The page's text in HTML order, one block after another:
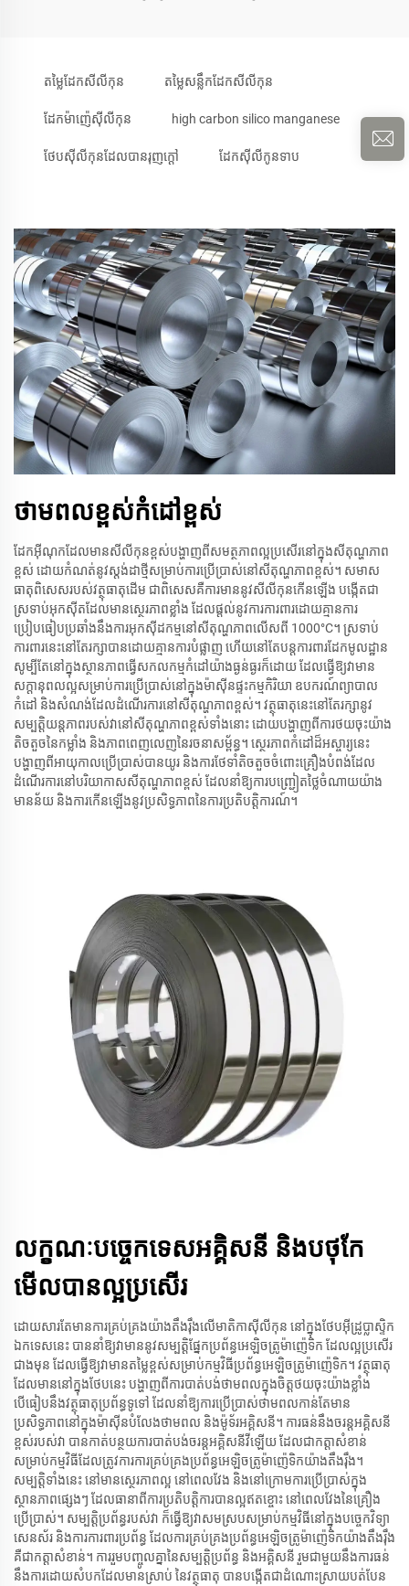
តម្លៃដែកសីលីកុន តម្លៃសន្លឹកដែកសីលីកុន
ដែកម៉ាញ៉េស៊ីលីកុន high carbon silico manganese
ថែបសុីលីកុនដែលបានរុញក្តៅ ដែកស៊ីលីកូនទាប
ថាមពលខ្ពស់កំដៅខ្ពស់
ដែកអ៊ីណុកដែលមានសីលីកុនខ្ពស់បង្ហាញពីសមត្ថភាពល្អប្រសើរនៅក្នុងសីតុណ្ហភាព
ខ្ពស់ ដោយកំណត់នូវស្តង់ដាថ្មីសម្រាប់ការប្រើប្រាស់នៅសីតុណ្ហភាពខ្ពស់។ សមាស
ធាតុពិសេសរបស់វត្ថុធាតុដើម ជាពិសេសគឺការមាននូវ​សីលីកុនកើនឡើង បង្កើតជា
ស្រទាប់អុកស៊ីតដែលមានស្ថេរភាពខ្លាំង ដែលផ្តល់នូវការការពារដោយគ្មាន​ការ
ប្រៀបធៀបប្រឆាំងនឹងការអុកស៊ីដកម្មនៅសីតុណ្ហភាពលើស​ពី 1000°C។ ស្រទាប់
ការពារនេះនៅតែរក្សាបានដោយគ្មានការបំផ្លាញ ហើយនៅតែបន្តការពារដែកមូលដ្ឋាន
សូម្បីតែនៅក្នុង​ស្ថានភាព​ធ្វើ​សកលកម្ម​កំដៅយ៉ាង​ធ្ងន់ធ្ងរក៏ដោយ ដែលធ្វើឱ្យវាមាន
សក្តានុពលល្អសម្រាប់ការប្រើប្រាស់នៅក្នុង​ម៉ាស៊ីនផ្ទះកម្ម​កិរិយា ឧបករណ៍​ព្យាបាល
កំដៅ និង​សំណង់​ដែល​ដំណើរការ​នៅសីតុណ្ហភាពខ្ពស់។ វត្ថុធាតុនេះនៅតែរក្សានូវ​
សម្បត្តិ​យន្តភាពរបស់វានៅសីតុណ្ហភាពខ្ពស់ទាំងនោះ ដោយបង្ហាញពីការថយចុះ​យ៉ាង​
តិច​តួច​នៃ​កម្លាំង និង​ភាព​ពេញលេញ​នៃរចនាសម្ព័ន្ធ។ ស្ថេរភាពកំដៅដ៏អស្ចារ្យនេះ
បង្ហាញពីអាយុកាល​ប្រើប្រាស់​បាន​យូរ និង​ការថែទាំ​តិចតួច​ចំពោះ​គ្រឿងបំពង់​ដែល​
ដំណើរការ​នៅបរិយាកាសសីតុណ្ហភាពខ្ពស់ ដែលនាំឱ្យ​ការ​បញ្ជ្រៀត​ថ្លៃ​ចំណាយ​យ៉ាង​
មាន​ន័យ និង​ការ​កើន​ឡើង​នូវ​ប្រសិទ្ធភាព​នៃ​ការ​ប្រតិបត្តិការណ៍។
លក្ខណៈបច្ចេកទេសអគ្គិសនី និងបថុកែ
មើលបានល្អប្រសើរ
ដោយសារតែមាន​ការគ្រប់គ្រង​យ៉ាង​តឹងរ៉ឹង​លើ​មាតិកា​ស៊ីលីកុន​ នៅ​ក្នុង​ថែប​អ៊ីដ្រូប្លាស្ទិក​
ឯកទេស​នេះ បាន​នាំ​ឱ្យ​វា​មាន​នូវ​សម្បត្តិ​ផ្នែក​ប្រព័ន្ធអេឡិចត្រូម៉ាញ៉េទិក ដែល​ល្អ​ប្រសើរ​
ជាង​មុន ដែល​ធ្វើ​ឱ្យ​វា​មាន​តម្លៃ​ខ្ពស់​សម្រាប់​កម្មវិធី​ប្រព័ន្ធអេឡិចត្រូម៉ាញ៉េទិក។ វត្ថុធាតុ​
ដែល​មាន​នៅ​ក្នុង​ថែប​នេះ បង្ហាញ​ពី​ការ​បាត់បង់​ថាមពល​ក្នុង​ចិត្ត​ថយ​ចុះ​យ៉ាង​ខ្លាំង
បើធៀប​នឹង​វត្ថុធាតុ​ប្រព័ន្ធទូទៅ ដែល​នាំ​ឱ្យ​ការ​ប្រើប្រាស់​ថាមពល​កាន់​តែ​មាន​
ប្រសិទ្ធភាព​នៅ​ក្នុង​ម៉ាស៊ីន​បំលែង​ថាមពល និង​ម៉ូទ័រ​អគ្គិសនី។ ការ​ធន់​នឹង​ចរន្ត​អគ្គិសនី​
ខ្ពស់​របស់​វា បាន​កាត់​បន្ថយ​ការ​បាត់បង់​ចរន្ត​អគ្គិសនី​វីឡើយ ដែល​ជា​កត្តា​សំខាន់​
សម្រាប់​កម្មវិធី​ដែល​ត្រូវការ​ការ​គ្រប់គ្រង​ប្រព័ន្ធអេឡិចត្រូម៉ាញ៉េទិក​យ៉ាង​តឹងរ៉ឹង។
សម្បត្តិ​ទាំង​នេះ នៅ​មាន​ស្ថេរភាព​ល្អ នៅ​ពេល​វែង និង​នៅ​ក្រោម​ការ​ប្រើប្រាស់​ក្នុង​
ស្ថានភាព​ផ្សេងៗ ដែល​ធានា​ពី​ការ​ប្រតិបត្តិ​ការ​បាន​ល្អ​ឥត​ខ្ចោះ នៅ​ពេល​វែង​នៃ​គ្រឿង​
ប្រើ​ប្រាស់។ សម្បត្តិ​ប្រព័ន្ធ​របស់​វា ក៏​ធ្វើ​ឱ្យ​វា​សមស្រប​សម្រាប់​កម្មវិធី​នៅ​ក្នុង​បច្ចេកវិទ្យា​
សេនស័រ និង​ការ​ការពារ​ប្រព័ន្ធ ដែល​ការ​គ្រប់គ្រង​ប្រព័ន្ធអេឡិចត្រូម៉ាញ៉េទិក​យ៉ាង​តឹងរ៉ឹង​
គឺ​ជា​កត្តា​សំខាន់។ ការ​រួមបញ្ចូល​គ្នា​នៃ​សម្បត្តិ​ប្រព័ន្ធ និង​អគ្គិសនី រួម​ជាមួយ​នឹង​ការ​ធន់​
នឹង​ការ​ដោយ​សំបក​ដែល​មាន​ស្រាប់ នៃ​វត្ថុធាតុ បាន​បង្កើត​ជា​ដំណោះស្រាយ​បត់បែន​